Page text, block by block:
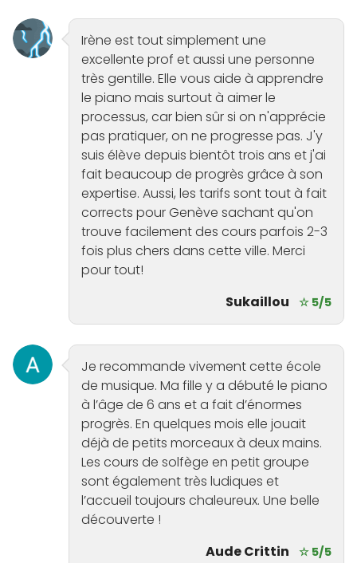
Irène est tout simplement une
excellente prof et aussi une personne
très gentille. Elle vous aide à apprendre
le piano mais surtout à aimer le
processus, car bien sûr si on n'apprécie
pas pratiquer, on ne progresse pas. J'y
suis élève depuis bientôt trois ans et j'ai
fait beaucoup de progrès grâce à son
expertise. Aussi, les tarifs sont tout à fait
corrects pour Genève sachant qu'on
trouve facilement des cours parfois 2-3
fois plus chers dans cette ville. Merci
pour tout!
Sukaillou
☆ 5/5
Je recommande vivement cette école
de musique. Ma fille y a débuté le piano
à l’âge de 6 ans et a fait d’énormes
progrès. En quelques mois elle jouait
déjà de petits morceaux à deux mains.
Les cours de solfège en petit groupe
sont également très ludiques et
l’accueil toujours chaleureux. Une belle
découverte !
Aude Crittin
☆ 5/5